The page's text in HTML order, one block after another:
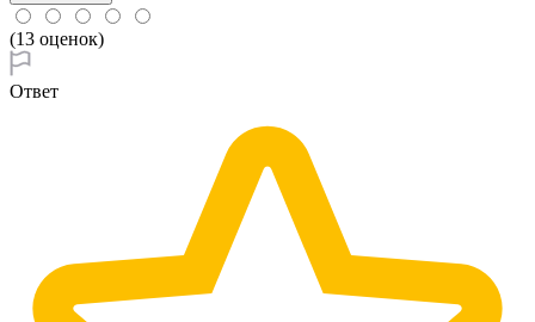
(13 оценок)
Ответ